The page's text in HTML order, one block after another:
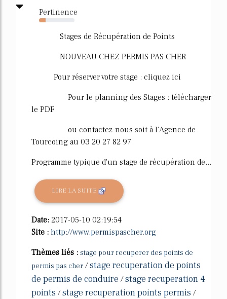
Pertinence
18%
Stages de Récupération de Points
NOUVEAU CHEZ PERMIS PAS CHER
Pour réserver votre stage : cliquez ici
Pour le planning des Stages : télécharger
le PDF
ou contactez-nous soit à l'Agence de
Tourcoing au 03 20 27 82 97
Programme typique d'un stage de récupération de...
LIRE LA SUITE
Date: 2017-05-10 02:19:54
Site : http://www.permispascher.org
Thèmes liés : stage pour recuperer des points de
permis pas cher /stage recuperation de points
de permis de conduire /stage recuperation 4
points /stage recuperation points permis /